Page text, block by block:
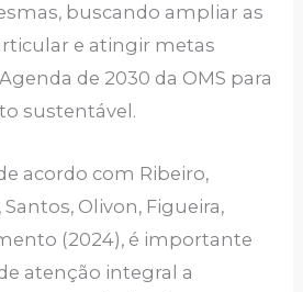
buscando ampliar as
e atingir metas
de 2030 da OMS para
sustentável.
acordo com Ribeiro,
Olivon, Figueira,
(2024), é importante
atenção integral a